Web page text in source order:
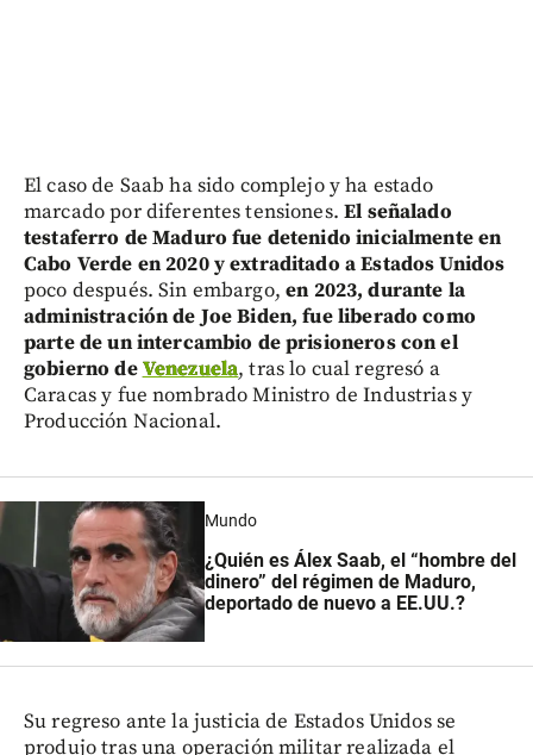
El caso de Saab ha sido complejo y ha estado
marcado por diferentes tensiones.El señalado
testaferro de Maduro fue detenido inicialmente en
Cabo Verde en 2020 y extraditado a Estados Unidos
poco después. Sin embargo,en 2023, durante la
administración de Joe Biden, fue liberado como
parte de un intercambio de prisioneros con el
gobierno deVenezuela, tras lo cual regresó a
Caracas y fue nombrado Ministro de Industrias y
Producción Nacional.
Mundo
¿Quién es Álex Saab, el “hombre del
dinero” del régimen de Maduro,
deportado de nuevo a EE.UU.?
Su regreso ante la justicia de Estados Unidos se
produjo tras una operación militar realizada el